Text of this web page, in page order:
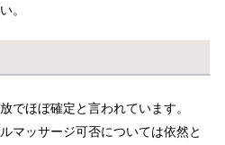
。
でほぼ確定と言われています。
マッサージ可否については依然と